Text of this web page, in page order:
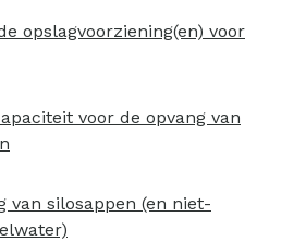
opslagvoorziening(en) voor
voor de opvang van
van silosappen (en niet-